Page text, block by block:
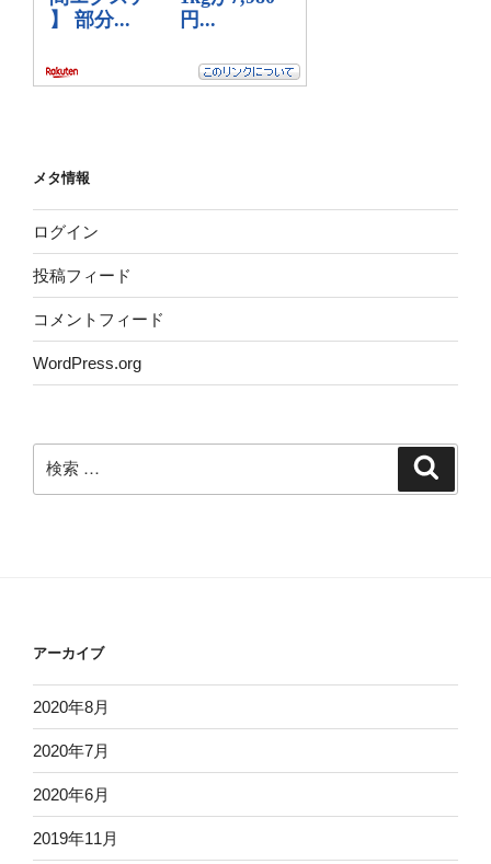
メタ情報
ログイン
投稿フィード
コメントフィード
WordPress.org
検
索:
アーカイブ
2020年8月
2020年7月
2020年6月
2019年11月